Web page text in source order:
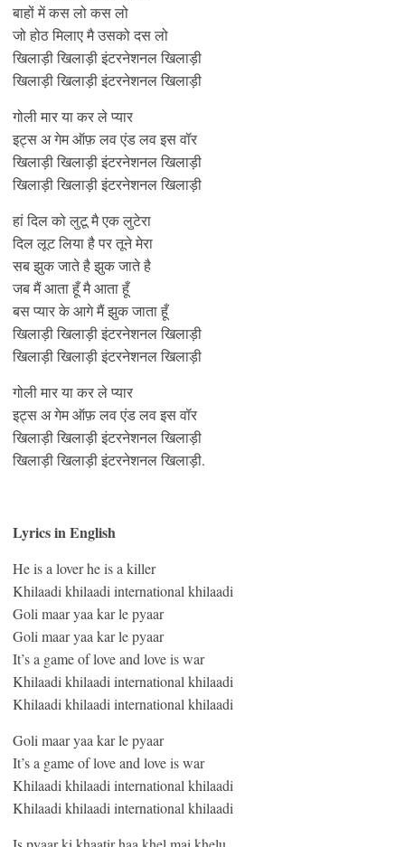
बाहों में कस लो कस लो
जो होठ मिलाए मै उसको दस लो
खिलाड़ी खिलाड़ी इंटरनेशनल खिलाड़ी
खिलाड़ी खिलाड़ी इंटरनेशनल खिलाड़ी
गोली मार या कर ले प्यार
इट्स अ गेम ऑफ़ लव एंड लव इस वॉर
खिलाड़ी खिलाड़ी इंटरनेशनल खिलाड़ी
खिलाड़ी खिलाड़ी इंटरनेशनल खिलाड़ी
हां दिल को लुटू मै एक लुटेरा
दिल लूट लिया है पर तूने मेरा
सब झुक जाते है झुक जाते है
जब मैं आता हूँ मै आता हूँ
बस प्यार के आगे मैं झुक जाता हूँ
खिलाड़ी खिलाड़ी इंटरनेशनल खिलाड़ी
खिलाड़ी खिलाड़ी इंटरनेशनल खिलाड़ी
गोली मार या कर ले प्यार
इट्स अ गेम ऑफ़ लव एंड लव इस वॉर
खिलाड़ी खिलाड़ी इंटरनेशनल खिलाड़ी
खिलाड़ी खिलाड़ी इंटरनेशनल खिलाड़ी.
Lyrics in English
He is a lover he is a killer
Khilaadi khilaadi international khilaadi
Goli maar yaa kar le pyaar
Goli maar yaa kar le pyaar
It’s a game of love and love is war
Khilaadi khilaadi international khilaadi
Khilaadi khilaadi international khilaadi
Goli maar yaa kar le pyaar
It’s a game of love and love is war
Khilaadi khilaadi international khilaadi
Khilaadi khilaadi international khilaadi